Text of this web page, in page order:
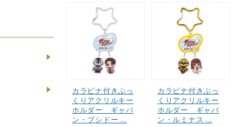
カラビナ付きぷっ
くりアクリルキー
ホルダー ギャバ
ン・ブシドー …
カラビナ付きぷっ
くりアクリルキー
ホルダー ギャバ
ン・ルミナス …